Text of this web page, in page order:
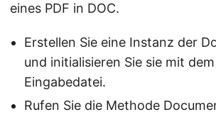
eines PDF in DOC.
Erstellen Sie eine Instanz der
und initialisieren Sie sie mit
Eingabedatei.
Rufen Sie die Methode